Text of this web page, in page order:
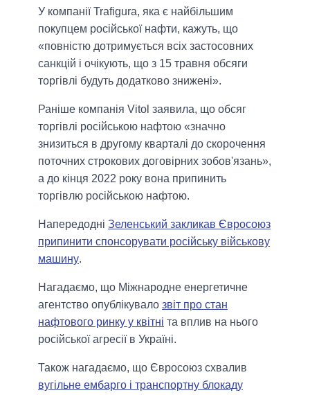
У компанії Trafigura, яка є найбільшим
покупцем російської нафти, кажуть, що
«повністю дотримується всіх застосовних
санкцій і очікують, що з 15 травня обсяги
торгівлі будуть додатково знижені».
Раніше компанія Vitol заявила, що обсяг
торгівлі російською нафтою «значно
знизиться в другому кварталі до скорочення
поточних строкових договірних зобов'язань»,
а до кінця 2022 року вона припинить
торгівлю російською нафтою.
Напередодні Зеленський закликав Євросоюз
припинити спонсорувати російську військову
машину.
Нагадаємо, що Міжнародне енергетичне
агентство опублікувало звіт про стан
нафтового ринку у квітні та вплив на нього
російської агресії в Україні.
Також нагадаємо, що Євросоюз схвалив
вугільне ембарго і транспортну блокаду